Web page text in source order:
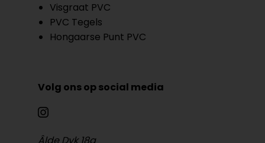
Visgraat PVC
PVC Tegels
Hongaarse Punt PVC
Volg ons op social media